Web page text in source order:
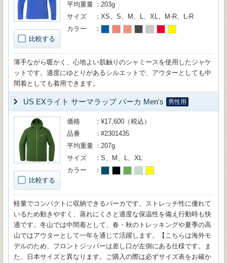
比較する
平均重量
203g
サイズ
XS、S、M、L、XL、M-R、L-R
カラー
薄手ながら暖かく、心地よい肌触りのシャミースを使用したジャケ
ットです。適度にゆとりがあるシルエットで、アウターとしても中
間着としても着用できます。
US EXライト サーマラップ パーカ Men's 男性用
比較する
価格
¥17,600（税込）
品番
#2301435
平均重量
207g
サイズ
S、M、L、XL
カラー
軽量でコンパクトに収納できるパーカです。ストレッチ性に優れて
いるため動きやすく、蒸れにくさと適度な保温性を備え行動時も快
適です。冬山では中間着として、春・秋のトレッキングや夏季の高
山ではアウターとして一年を通じて活躍します。【こちらは海外モ
デルのため、フロントジッパーは差し口が左側にある仕様です。ま
た、日本サイズと異なります。ご購入の際は必ずサイズ表をお確か